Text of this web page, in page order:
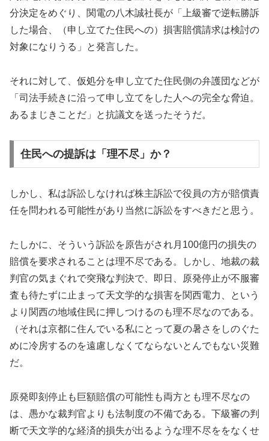
分決定をめぐり、関電の八木誠社長が「上級審で逆転勝訴
した場合、（申し立てた住民への）損害賠償請求は検討の
対象になりうる」と発言した。
それに対して、仮処分を申し立てた住民側の弁護団などが
「司法手続きに沿って申し立てをした人への完全な脅迫。
あるまじきことだ」と抗議文を送ったそうだ。
住民への提訴は「理不尽」か？
しかし、私は訴訟しなければ株主訴訟で役員の方が賠償責
任を問われる可能性があり当然に訴訟をすべきだと思う。
たしかに、そういう訴訟を原告がされ月100億円の損失の
賠償を要求されることは理不尽である。しかし、地裁の裁
判官の気まぐれで突飛な判決で、即日、原発停止が不服審
査も待たずに止まって天文学的な損害を関西電力、という
より関西の地域住民に押しつけるのも理不尽なのである。
（それは京都に住んでいる私にとって夏の暑さをしのぐた
めに冷房するのを遠慮しなくてならないとんでもない災難
だ。
原発即刻停止も巨額賠償の可能性も両方とも理不尽なの
は、愚かな裁判官よりも法制度の不備である。下級審の判
断で天文学的な経済的損失が出るような理不尽ををなくせ